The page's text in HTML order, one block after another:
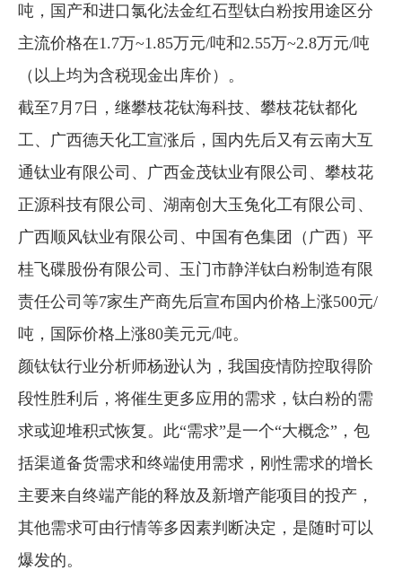
吨，国产和进口氯化法金红石型钛白粉按用途区分
主流价格在1.7万~1.85万元/吨和2.55万~2.8万元/吨
（以上均为含税现金出库价）。
截至7月7日，继攀枝花钛海科技、攀枝花钛都化
工、广西德天化工宣涨后，国内先后又有云南大互
通钛业有限公司、广西金茂钛业有限公司、攀枝花
正源科技有限公司、湖南创大玉兔化工有限公司、
广西顺风钛业有限公司、中国有色集团（广西）平
桂飞碟股份有限公司、玉门市静洋钛白粉制造有限
责任公司等7家生产商先后宣布国内价格上涨500元/
吨，国际价格上涨80美元元/吨。
颜钛钛行业分析师杨逊认为，我国疫情防控取得阶
段性胜利后，将催生更多应用的需求，钛白粉的需
求或迎堆积式恢复。此“需求”是一个“大概念”，包
括渠道备货需求和终端使用需求，刚性需求的增长
主要来自终端产能的释放及新增产能项目的投产，
其他需求可由行情等多因素判断决定，是随时可以
爆发的。